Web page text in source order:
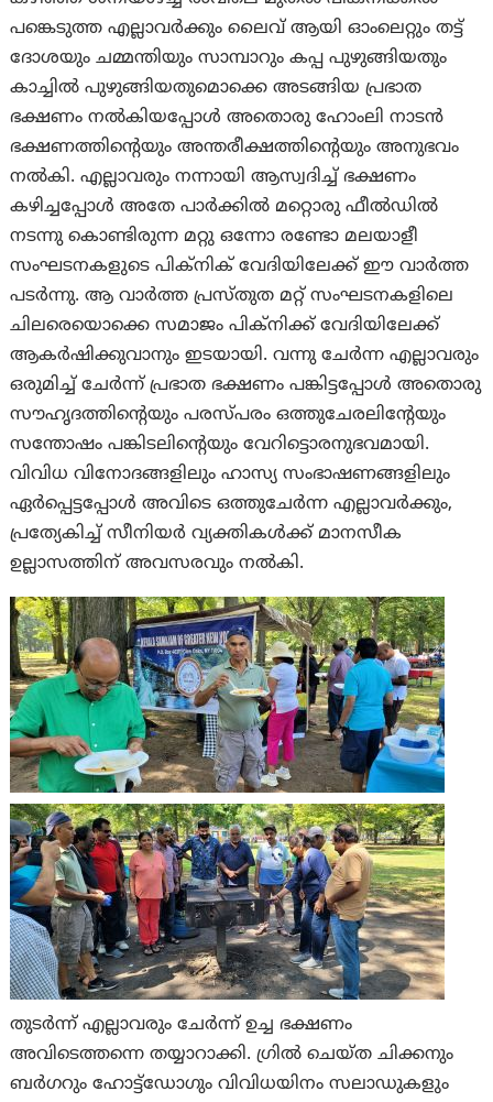
പങ്കെടുത്ത എല്ലാവർക്കും ലൈവ് ആയി ഓംലെറ്റും തട്ട്
ദോശയും ചമ്മന്തിയും സാമ്പാറും കപ്പ പുഴുങ്ങിയതും
കാച്ചിൽ പുഴുങ്ങിയതുമൊക്കെ അടങ്ങിയ പ്രഭാത
ഭക്ഷണം നൽകിയപ്പോൾ അതൊരു ഹോംലി നാടൻ
ഭക്ഷണത്തിന്റെയും അന്തരീക്ഷത്തിന്റെയും അനുഭവം
നൽകി. എല്ലാവരും നന്നായി ആസ്വദിച്ച് ഭക്ഷണം
കഴിച്ചപ്പോൾ അതേ പാർക്കിൽ മറ്റൊരു ഫീൽഡിൽ
നടന്നു കൊണ്ടിരുന്ന മറ്റു ഒന്നോ രണ്ടോ മലയാളീ
സംഘടനകളുടെ പിക്‌നിക് വേദിയിലേക്ക് ഈ വാർത്ത
പടർന്നു. ആ വാർത്ത പ്രസ്‌തുത മറ്റ് സംഘടനകളിലെ
ചിലരെയൊക്കെ സമാജം പിക്‌നിക്ക് വേദിയിലേക്ക്
ആകർഷിക്കുവാനും ഇടയായി. വന്നു ചേർന്ന എല്ലാവരും
ഒരുമിച്ച് ചേർന്ന് പ്രഭാത ഭക്ഷണം പങ്കിട്ടപ്പോൾ അതൊരു
സൗഹൃദത്തിന്റെയും പരസ്പരം ഒത്തുചേരലിന്റേയും
സന്തോഷം പങ്കിടലിന്റെയും വേറിട്ടൊരനുഭവമായി.
വിവിധ വിനോദങ്ങളിലും ഹാസ്യ സംഭാഷണങ്ങളിലും
ഏർപ്പെട്ടപ്പോൾ അവിടെ ഒത്തുചേർന്ന എല്ലാവർക്കും,
പ്രത്യേകിച്ച് സീനിയർ വ്യക്തികൾക്ക് മാനസീക
ഉല്ലാസത്തിന് അവസരവും നൽകി.
തുടർന്ന് എല്ലാവരും ചേർന്ന് ഉച്ച ഭക്ഷണം
അവിടെത്തന്നെ തയ്യാറാക്കി. ഗ്രിൽ ചെയ്‌ത ചിക്കനും
ബർഗറും ഹോട്ട്ഡോഗും വിവിധയിനം സലാഡുകളും